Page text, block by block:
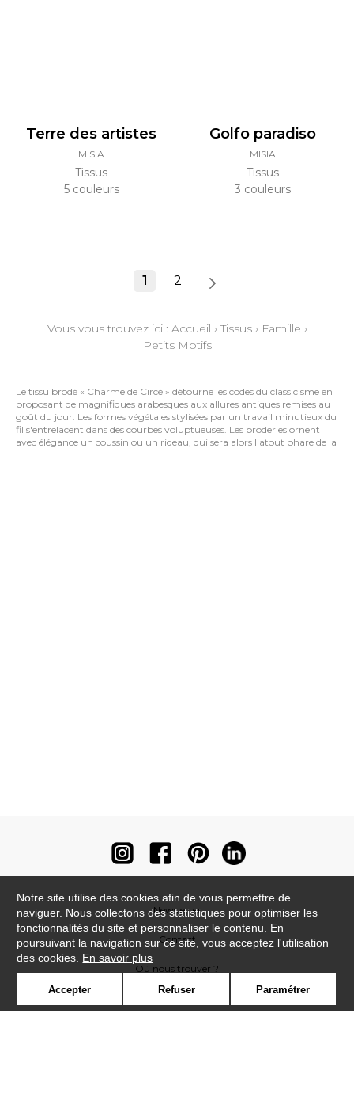
Terre des artistes
MISIA
Tissus
5 couleurs
Golfo paradiso
MISIA
Tissus
3 couleurs
1 2
Vous vous trouvez ici : Accueil ›Tissus› Famille ›
Petits Motifs
Le tissu brodé « Charme de Circé » détourne les codes du classicisme en
proposant de magnifiques arabesques aux allures antiques remises au
goût du jour. Les formes végétales stylisées par un travail minutieux du
fil s'entrelacent dans des courbes voluptueuses. Les broderies ornent
avec élégance un coussin ou un rideau, qui sera alors l'atout phare de la
Newsletter
Contact
Où nous trouver ?
Notre site utilise des cookies afin de vous permettre de
naviguer. Nous collectons des statistiques pour optimiser les
fonctionnalités du site et personnaliser le contenu. En
poursuivant la navigation sur ce site, vous acceptez l'utilisation
des cookies. En savoir plus
Accepter Refuser Paramétrer